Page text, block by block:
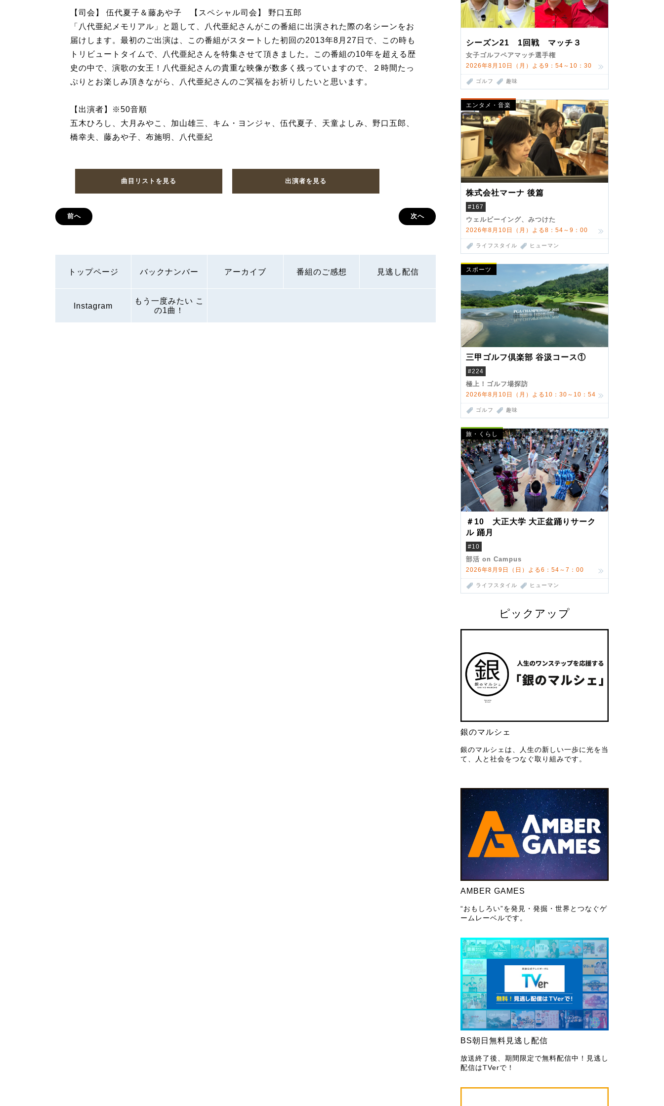
シーズン21 1回戦 マッチ３
女子ゴルフペアマッチ選手権
2026年8月10日（月）よる9：54～10：30
ゴルフ 趣味
エンタメ・音楽
株式会社マーナ 後篇
#167
ウェルビーイング、みつけた
2026年8月10日（月）よる8：54～9：00
ライフスタイル ヒューマン
スポーツ
三甲ゴルフ倶楽部 谷汲コース①
#224
極上！ゴルフ場探訪
2026年8月10日（月）よる10：30～10：54
ゴルフ 趣味
旅・くらし
＃10 大正大学 大正盆踊りサーク
ル 踊月
#10
部活 on Campus
2026年8月9日（日）よる6：54～7：00
ライフスタイル ヒューマン
ピックアップ
銀のマルシェ
銀のマルシェは、人生の新しい一歩に光を当
て、人と社会をつなぐ取り組みです。
AMBER GAMES
“おもしろい”を発見・発掘・世界とつなぐゲ
ームレーベルです。
BS朝日無料見逃し配信
放送終了後、期間限定で無料配信中！見逃し
配信はTVerで！
【司会】 伍代夏子＆藤あや子 【スペシャル司会】 野口五郎
「八代亜紀メモリアル」と題して、八代亜紀さんがこの番組に出演された際の名シーンをお
届けします。最初のご出演は、この番組がスタートした初回の2013年8月27日で、この時も
トリビュートタイムで、八代亜紀さんを特集させて頂きました。この番組の10年を超える歴
史の中で、演歌の女王！八代亜紀さんの貴重な映像が数多く残っていますので、２時間たっ
ぷりとお楽しみ頂きながら、八代亜紀さんのご冥福をお祈りしたいと思います。
【出演者】※50音順
五木ひろし、大月みやこ、加山雄三、キム・ヨンジャ、伍代夏子、天童よしみ、野口五郎、
橋幸夫、藤あや子、布施明、八代亜紀
曲目リストを見る 出演者を見る
前へ 次へ
トップページ バックナンバー アーカイブ 番組のご感想 見逃し配信
Instagram
もう一度みたい こ
の1曲！